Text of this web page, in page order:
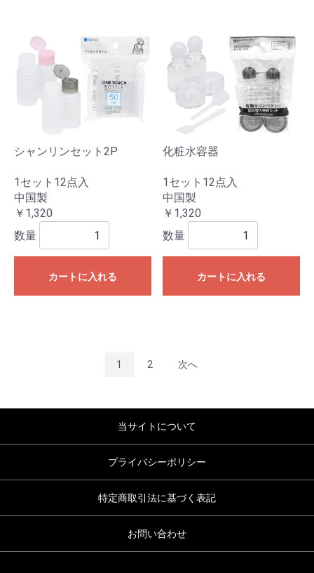
シャンリンセット2P
1セット12点入
中国製
￥1,320
数量
カートに入れる
化粧水容器
1セット12点入
中国製
￥1,320
数量
カートに入れる
1 2 次へ
当サイトについて
プライバシーポリシー
特定商取引法に基づく表記
お問い合わせ